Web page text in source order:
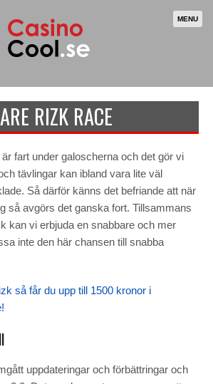
MENU
RIZK RACE
fart under galoscherna och det gör vi
tävlingar kan ibland vara lite väl
Så därför känns det befriande att när
så avgörs det ganska fort. Tillsammans
kan vi erbjuda en snabbare och mer
inte den här chansen till snabba
så får du upp till 1500 kronor i
uppdateringar och förbättringar och